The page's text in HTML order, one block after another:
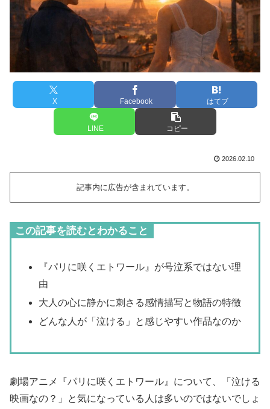
X Facebook はてブ
LINE コピー
2026.02.10
記事内に広告が含まれています。
この記事を読むとわかること
『パリに咲くエトワール』が号泣系ではない理
由
大人の心に静かに刺さる感情描写と物語の特徴
どんな人が「泣ける」と感じやすい作品なのか
劇場アニメ『パリに咲くエトワール』について、「泣ける
映画なの？」と気になっている人は多いのではないでしょ